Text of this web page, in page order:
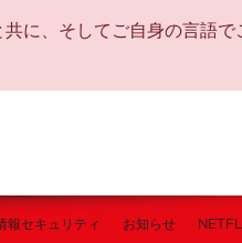
に、そしてご自身の言語で
報セキュリティ お知らせ